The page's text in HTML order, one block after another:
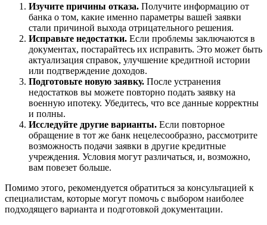
Изучите причины отказа. Получите информацию от
банка о том, какие именно параметры вашей заявки
стали причиной выхода отрицательного решения.
Исправьте недостатки. Если проблемы заключаются в
документах, постарайтесь их исправить. Это может быть
актуализация справок, улучшение кредитной истории
или подтверждение доходов.
Подготовьте новую заявку. После устранения
недостатков вы можете повторно подать заявку на
военную ипотеку. Убедитесь, что все данные корректны
и полны.
Исследуйте другие варианты. Если повторное
обращение в тот же банк нецелесообразно, рассмотрите
возможность подачи заявки в другие кредитные
учреждения. Условия могут различаться, и, возможно,
вам повезет больше.
Помимо этого, рекомендуется обратиться за консультацией к
специалистам, которые могут помочь с выбором наиболее
подходящего варианта и подготовкой документации.